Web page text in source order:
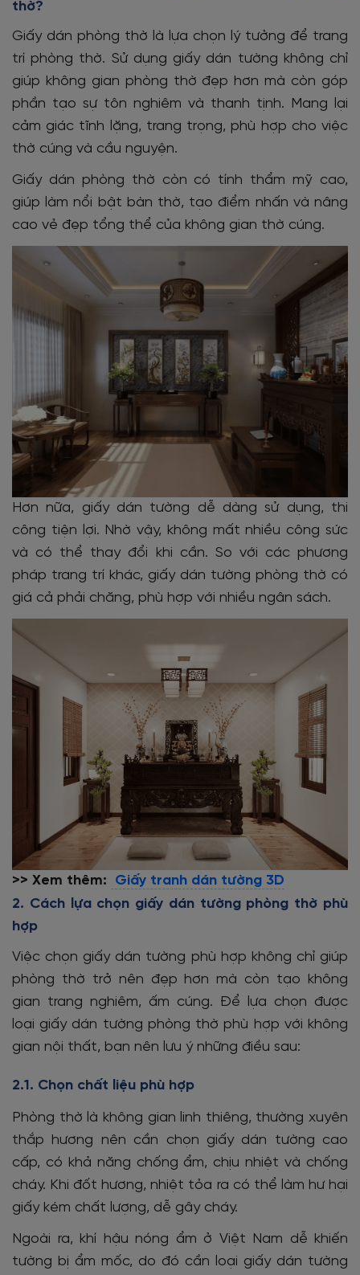
thờ?
Giấy dán phòng thờ là lựa chọn lý tưởng để trang
trí phòng thờ. Sử dụng giấy dán tường không chỉ
giúp không gian phòng thờ đẹp hơn mà còn góp
phần tạo sự tôn nghiêm và thanh tịnh. Mang lại
cảm giác tĩnh lặng, trang trọng, phù hợp cho việc
thờ cúng và cầu nguyện.
Giấy dán phòng thờ còn có tính thẩm mỹ cao,
giúp làm nổi bật bàn thờ, tạo điểm nhấn và nâng
cao vẻ đẹp tổng thể của không gian thờ cúng.
Hơn nữa, giấy dán tường dễ dàng sử dụng, thi
công tiện lợi. Nhờ vậy, không mất nhiều công sức
và có thể thay đổi khi cần. So với các phương
pháp trang trí khác, giấy dán tường phòng thờ có
giá cả phải chăng, phù hợp với nhiều ngân sách.
>> Xem thêm:
Giấy tranh dán tường 3D
2. Cách lựa chọn giấy dán tường phòng thờ phù
hợp
Việc chọn giấy dán tường phù hợp không chỉ giúp
phòng thờ trở nên đẹp hơn mà còn tạo không
gian trang nghiêm, ấm cúng. Để lựa chọn được
loại giấy dán tường phòng thờ phù hợp với không
gian nội thất, bạn nên lưu ý những điều sau:
2.1. Chọn chất liệu phù hợp
Phòng thờ là không gian linh thiêng, thường xuyên
thắp hương nên cần chọn giấy dán tường cao
cấp, có khả năng chống ẩm, chịu nhiệt và chống
cháy. Khi đốt hương, nhiệt tỏa ra có thể làm hư hại
giấy kém chất lượng, dễ gây cháy.
Ngoài ra, khí hậu nóng ẩm ở Việt Nam dễ khiến
tường bị ẩm mốc, do đó cần loại giấy dán tường